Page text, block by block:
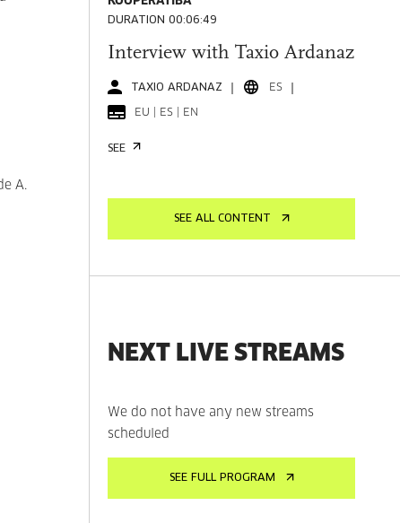
A.
DURATION 00:06:49
Interview with Taxio Ardanaz
TAXIO ARDANAZ ES
EU | ES | EN
SEE
SEE ALL CONTENT
NEXT LIVE STREAMS
We do not have any new streams
scheduled
SEE FULL PROGRAM